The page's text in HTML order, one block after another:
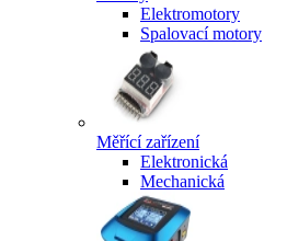
Elektromotory
Spalovací motory
Měřící zařízení
Elektronická
Mechanická